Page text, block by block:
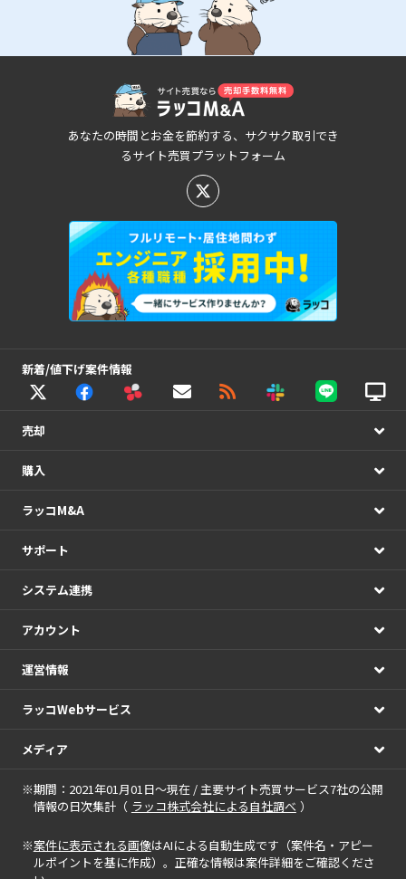
あなたの時間とお金を節約する、サクサク取引でき
るサイト売買プラットフォーム
新着/値下げ案件情報
売却
購入
ラッコM&A
サポート
システム連携
アカウント
運営情報
ラッコWebサービス
メディア
※期間：2021年01月01日～現在 / 主要サイト売買サービス7社の公開
情報の日次集計（ ラッコ株式会社による自社調べ ）
※案件に表示される画像はAIによる自動生成です（案件名・アピー
ルポイントを基に作成）。正確な情報は案件詳細をご確認くださ